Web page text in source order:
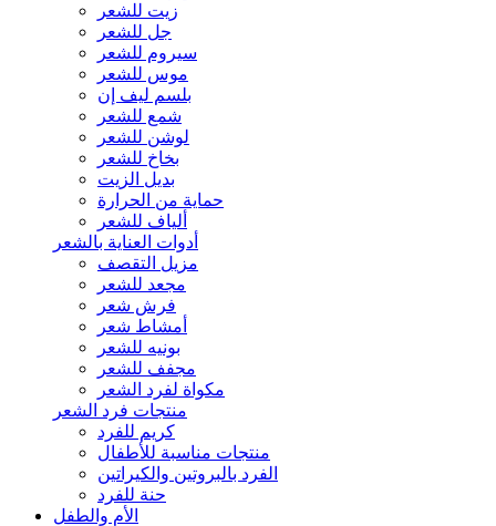
زيت للشعر
جل للشعر
سيروم للشعر
موس للشعر
بلسم ليف إن
شمع للشعر
لوشن للشعر
بخاخ للشعر
بديل الزيت
حماية من الحرارة
ألياف للشعر
أدوات العناية بالشعر
مزيل التقصف
مجعد للشعر
فرش شعر
أمشاط شعر
بونيه للشعر
مجفف للشعر
مكواة لفرد الشعر
منتجات فرد الشعر
كريم للفرد
منتجات مناسبة للأطفال
الفرد بالبروتين والكيراتين
حنة للفرد
الأم والطفل